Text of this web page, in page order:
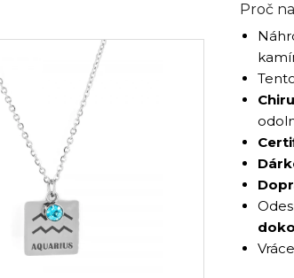
Proč